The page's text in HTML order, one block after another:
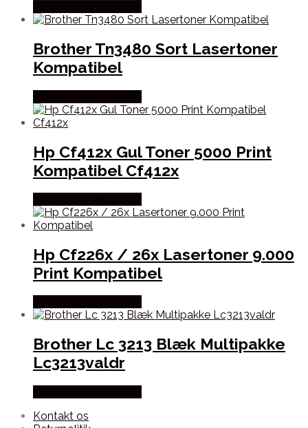
Brother Tn3480 Sort Lasertoner
Kompatibel
Hp Cf412x Gul Toner 5000 Print
Kompatibel Cf412x
Hp Cf226x / 26x Lasertoner 9.000
Print Kompatibel
Brother Lc 3213 Blæk Multipakke
Lc3213valdr
Kontakt os